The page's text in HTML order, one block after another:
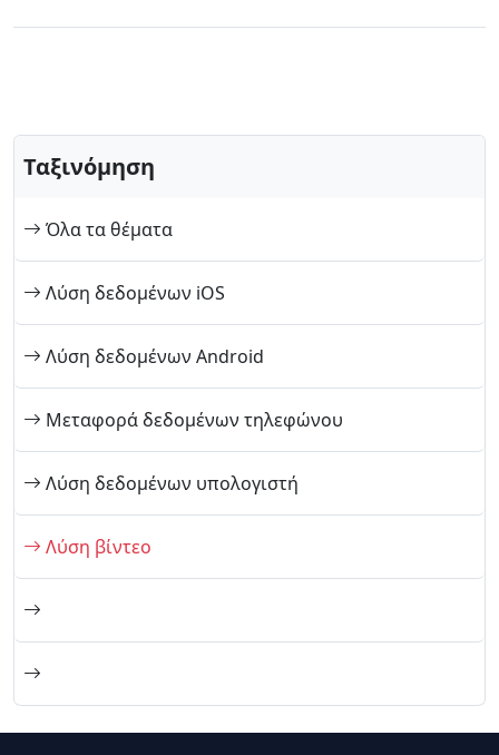
Ταξινόμηση
Όλα τα θέματα
Λύση δεδομένων iOS
Λύση δεδομένων Android
Μεταφορά δεδομένων τηλεφώνου
Λύση δεδομένων υπολογιστή
Λύση βίντεο
Norsk
Suomalainen
Svenska
Bahasa Melayu